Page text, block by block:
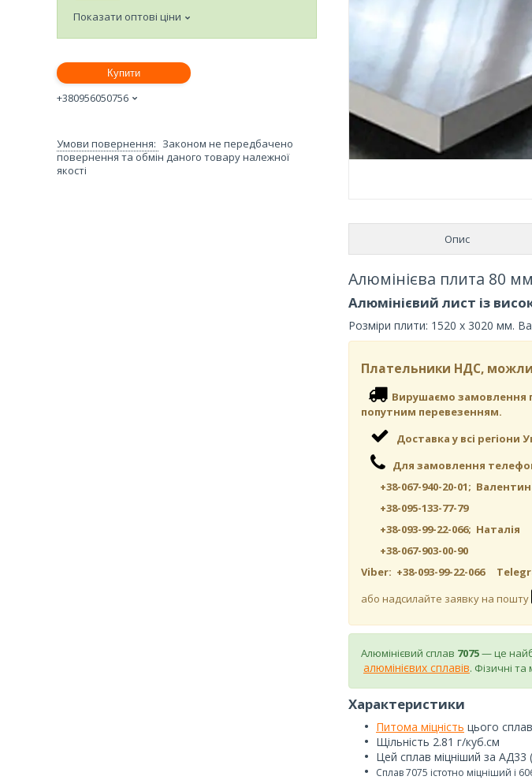
Опис
Алюмінієва плита 80
Алюмінієвий лист із
Розміри плити: 1520 х 3020 мм.
Плательники НДС,
Вирушаємо замовлення
попутним перевезенням.
Доставка у всі регіони
Для замовлення
+38-067-940-20-01;
+38-095-133-77-79
+38-093-99-22-066; Наталія
+38-067-903-00-90
Viber: +38-093-99-22-066
або надсилайте заявку на пошту
Алюмінієвий сплав 7075— це
алюмінієвих сплавів. Фізичні та
Характеристики
Питома міцність цього
Щільність 2.81 г/куб.см
Цей сплав міцніший за АД33
Сплав 7075 істотно міцніший і
Показати оптові ціни
Купити
+380956050756
Законом не передбачено
повернення та обмін даного товару належної
якості